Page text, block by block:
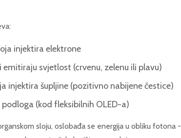
injektira elektrone
svjetlost (crvenu, zelenu ili plavu)
injektira šupljine (pozitivno nabijene čestice)
(kod fleksibilnih OLED-a)
sloju, oslobađa se energija u obliku fotona -